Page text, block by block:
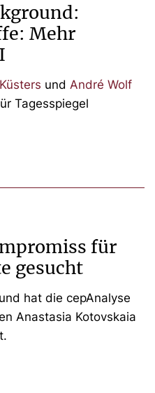
Mehr
und André Wolf
Tagesspiegel
für
gesucht
hat die cepAnalyse
Anastasia Kotovskaia